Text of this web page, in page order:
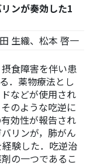
ンが奏効した1
生織、松本 啓一
食障害を伴い患
．薬物療法とし
などが使用され
のような吃逆に
効性が報告され
リンが，肺がん
験した．吃逆治
の一つであるこ